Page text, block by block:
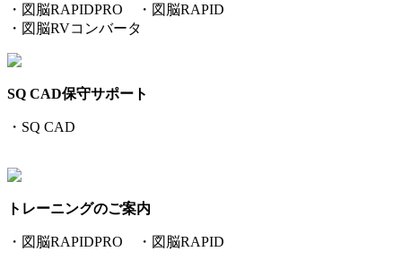
・図脳RAPIDPRO ・図脳RAPID
・図脳RVコンバータ
SQ CAD保守サポート
・SQ CAD
トレーニングのご案内
・図脳RAPIDPRO ・図脳RAPID